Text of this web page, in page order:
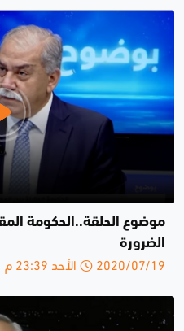
موضوع الحلقة..الحكومة
الضرورة
2020/07/19 الأحد 23:39 م